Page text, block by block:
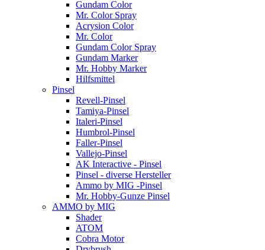
Gundam Color
Mr. Color Spray
Acrysion Color
Mr. Color
Gundam Color Spray
Gundam Marker
Mr. Hobby Marker
Hilfsmittel
Pinsel
Revell-Pinsel
Tamiya-Pinsel
Italeri-Pinsel
Humbrol-Pinsel
Faller-Pinsel
Vallejo-Pinsel
AK Interactive - Pinsel
Pinsel - diverse Hersteller
Ammo by MIG -Pinsel
Mr. Hobby-Gunze Pinsel
AMMO by MIG
Shader
ATOM
Cobra Motor